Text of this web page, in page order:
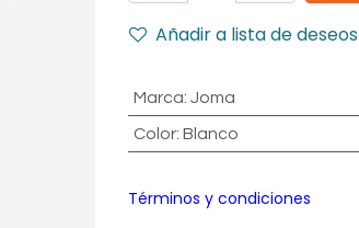
Añadir a lista de deseos
Marca: Joma
Color: Blanco
Términos y condiciones